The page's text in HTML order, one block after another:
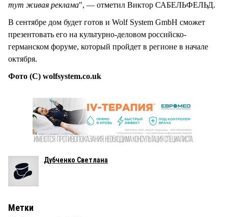
тут живая реклама", — отметил Виктор САБЕЛЬФЕЛЬД.
В сентябре дом будет готов и Wolf System GmbH сможет
презентовать его на культурно-деловом российско-
германском форуме, который пройдет в регионе в начале
октября.
Фото (С) wolfsystem.co.uk
Дубченко Светлана
Метки